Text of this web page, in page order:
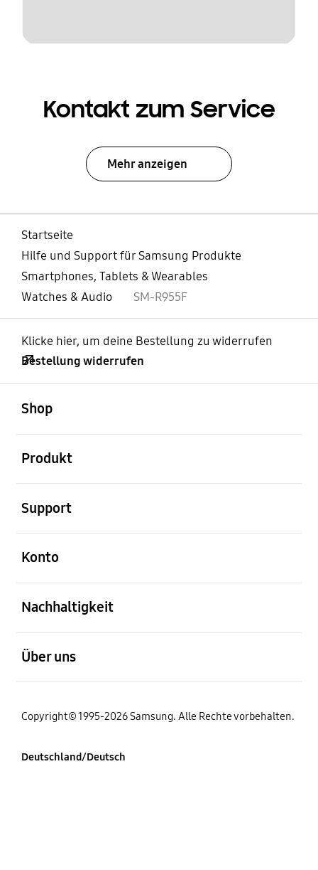
Kontakt zum Service
Mehr anzeigen
Startseite
Hilfe und Support für Samsung Produkte
Smartphones, Tablets & Wearables
Watches & Audio
SM-R955F
Klicke hier, um deine Bestellung zu widerrufen
Bestellung widerrufen
Shop
Produkt
Support
Konto
Nachhaltigkeit
Über uns
Copyright© 1995-2026 Samsung. Alle Rechte vorbehalten.
Deutschland/Deutsch